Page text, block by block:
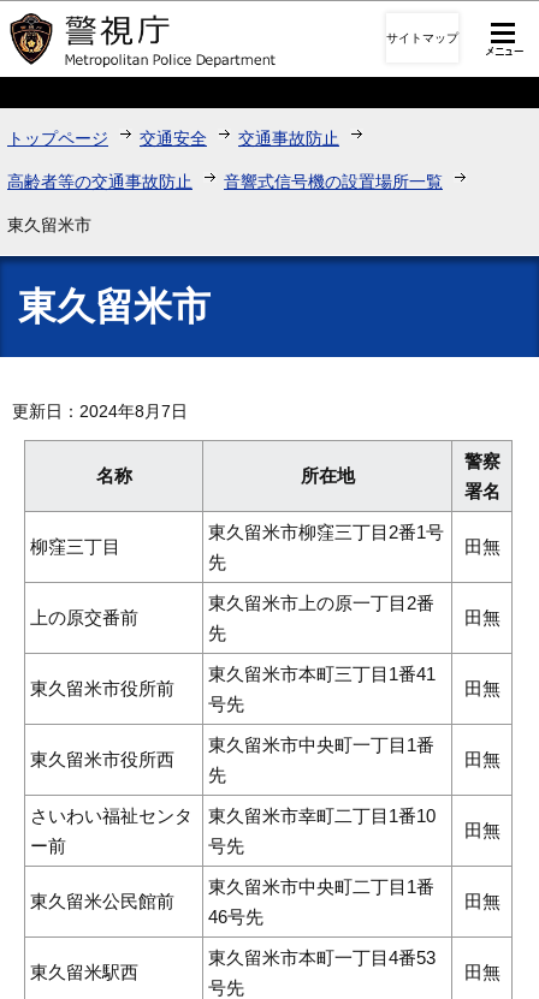
このページの本文へ移動
サイトマップ
トップページ 交通安全 交通事故防止
高齢者等の交通事故防止 音響式信号機の設置場所一覧
東久留米市
東久留米市
更新日：2024年8月7日
名称 所在地
警察
署名
柳窪三丁目
東久留米市柳窪三丁目2番1号
先
田無
上の原交番前
東久留米市上の原一丁目2番
先
田無
東久留米市役所前
東久留米市本町三丁目1番41
号先
田無
東久留米市役所西
東久留米市中央町一丁目1番
先
田無
さいわい福祉センタ
ー前
東久留米市幸町二丁目1番10
号先
田無
東久留米公民館前
東久留米市中央町二丁目1番
46号先
田無
東久留米駅西
東久留米市本町一丁目4番53
号先
田無